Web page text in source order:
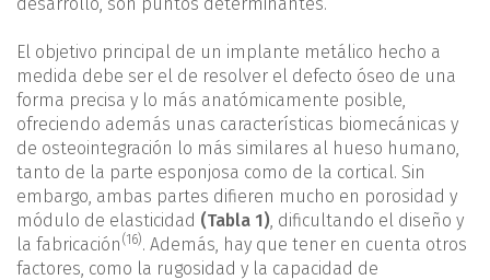
El objetivo principal de un implante metálico hecho a
medida debe ser el de resolver el defecto óseo de una
forma precisa y lo más anatómicamente posible,
ofreciendo además unas características biomecánicas y
de osteointegración lo más similares al hueso humano,
tanto de la parte esponjosa como de la cortical. Sin
embargo, ambas partes difieren mucho en porosidad y
módulo de elasticidad (Tabla 1), dificultando el diseño y
la fabricación (16). Además, hay que tener en cuenta otros
factores, como la rugosidad y la capacidad de